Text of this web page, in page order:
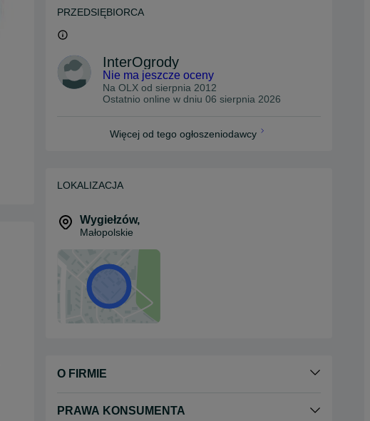
PRZEDSIĘBIORCA
InterOgrody
Nie ma jeszcze oceny
Na OLX od sierpnia 2012
Ostatnio online w dniu 06 sierpnia 2026
Więcej od tego ogłoszeniodawcy
LOKALIZACJA
Wygiełzów,
Małopolskie
O FIRMIE
PRAWA KONSUMENTA